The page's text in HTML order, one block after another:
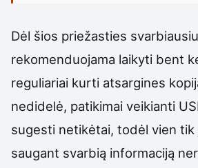
Dėl šios priežasties
rekomenduojama laikyti bent
reguliariai kurti atsargines
nedidelė, patikimai veikianti
sugesti netikėtai, todėl vien tik
saugant svarbią informaciją